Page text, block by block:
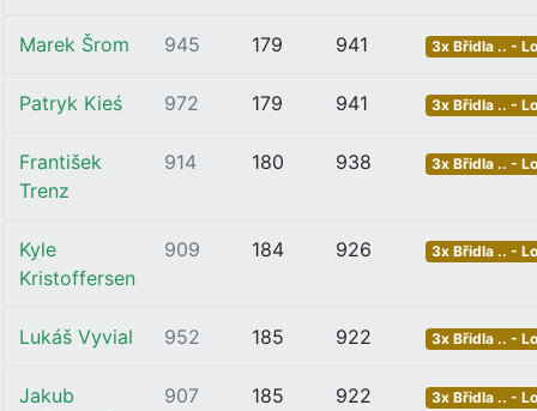
Marek Šrom 945 179 941 3x Břidla .. -
Patryk Kieś 972 179 941 3x Břidla .. -
František
Trenz
914 180 938 3x Břidla .. -
Kyle
Kristoffersen
909 184 926 3x Břidla .. -
Lukáš Vyvial 952 185 922 3x Břidla .. -
Jakub
907 185 922 3x Břidla .. -